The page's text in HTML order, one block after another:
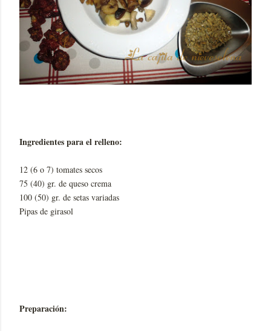
Ingredientes para el relleno:
12 (6 o 7) tomates secos
75 (40) gr. de queso crema
100 (50) gr. de setas variadas
Pipas de girasol
Preparación: